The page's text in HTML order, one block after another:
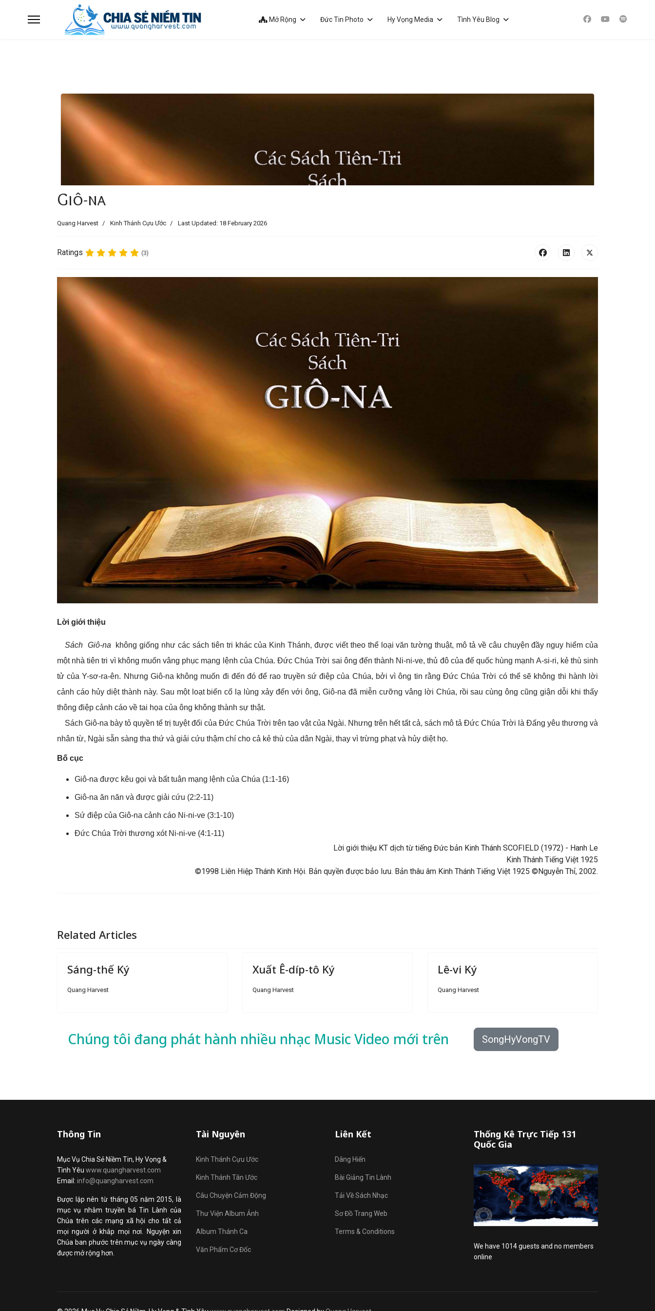
Mở Rộng Đức Tin Photo Hy Vọng Media Tình Yêu Blog
Giô-na
Quang Harvest Kinh Thánh Cựu Ước Last Updated: 18 February 2026
Ratings (3)
Lời giới thiệu
Sách Giô-na không giống như các sách tiên tri khác của Kinh Thánh, được viết theo thể loại văn tường thuật, mô tả về câu chuyện đầy nguy hiểm của
một nhà tiên tri vì không muốn vâng phục mạng lệnh của Chúa. Đức Chúa Trời sai ông đến thành Ni-ni-ve, thủ đô của đế quốc hùng mạnh A-si-ri, kẻ thù sinh
tử của Y-sơ-ra-ên. Nhưng Giô-na không muốn đi đến đó để rao truyền sứ điệp của Chúa, bởi vì ông tin rằng Đức Chúa Trời có thể sẽ không thi hành lời
cảnh cáo hủy diệt thành này. Sau một loạt biến cố lạ lùng xảy đến với ông, Giô-na đã miễn cưỡng vâng lời Chúa, rồi sau cùng ông cũng giận dỗi khi thấy
thông điệp cảnh cáo về tai họa của ông không thành sự thật.
Sách Giô-na bày tỏ quyền tể trị tuyệt đối của Đức Chúa Trời trên tạo vật của Ngài. Nhưng trên hết tất cả, sách mô tả Đức Chúa Trời là Đấng yêu thương và
nhân từ, Ngài sẵn sàng tha thứ và giải cứu thậm chí cho cả kẻ thù của dân Ngài, thay vì trừng phạt và hủy diệt họ.
Bố cục
Giô-na được kêu gọi và bất tuân mạng lệnh của Chúa (1:1-16)
Giô-na ăn năn và được giải cứu (2:2-11)
Sứ điệp của Giô-na cảnh cáo Ni-ni-ve (3:1-10)
Đức Chúa Trời thương xót Ni-ni-ve (4:1-11)
Lời giới thiệu KT dịch từ tiếng Đức bản Kinh Thánh SCOFIELD (1972) - Hanh Le
Kinh Thánh Tiếng Việt 1925
©1998 Liên Hiệp Thánh Kinh Hội. Bản quyền được bảo lưu. Bản thâu âm Kinh Thánh Tiếng Việt 1925 ©Nguyễn Thỉ, 2002.
Related Articles
Sáng-thế Ký
Quang Harvest
Xuất Ê-díp-tô Ký
Quang Harvest
Lê-vi Ký
Quang Harvest
Chúng tôi đang phát hành nhiều nhạc Music Video mới trên SongHyVongTV
Thông Tin
Mục Vụ Chia Sẻ Niềm Tin, Hy Vọng &
Tình Yêu www.quangharvest.com
Email: info@quangharvest.com
Được lập nên từ tháng 05 năm 2015, là
mục vụ nhằm truyền bá Tin Lành của
Chúa trên các mạng xã hội cho tất cả
mọi người ở khắp mọi nơi. Nguyện xin
Chúa ban phước trên mục vụ ngày càng
được mở rộng hơn.
Tài Nguyên
Kinh Thánh Cựu Ước
Kinh Thánh Tân Ước
Câu Chuyện Cảm Động
Thư Viện Album Ảnh
Album Thánh Ca
Văn Phẩm Cơ Đốc
Liên Kết
Dâng Hiến
Bài Giảng Tin Lành
Tải Về Sách Nhạc
Sơ Đồ Trang Web
Terms & Conditions
Thống Kê Trực Tiếp 131
Quốc Gia
We have 1014 guests and no members
online